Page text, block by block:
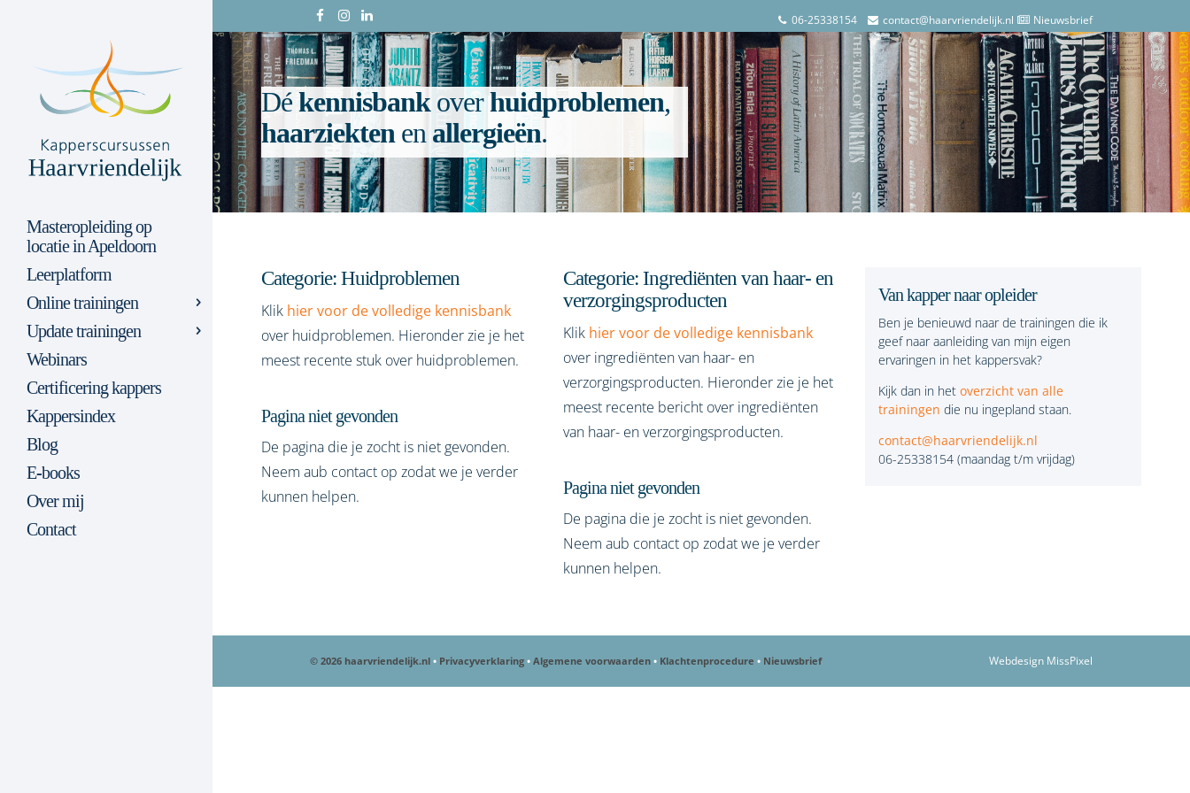
06-25338154 contact@haarvriendelijk.nl Nieuwsbrief
Masteropleiding op
locatie in Apeldoorn
Leerplatform
Online trainingen
Update trainingen
Webinars
Certificering kappers
Kappersindex
Blog
E-books
Over mij
Contact
Dékennisbankoverhuidproblemen,
haarziekten en allergieën.
Categorie: Huidproblemen
Klik hier voor de volledige kennisbank
over huidproblemen. Hieronder zie je het
meest recente stuk over huidproblemen.
Pagina niet gevonden
De pagina die je zocht is niet gevonden.
Neem aub contact op zodat we je verder
kunnen helpen.
Categorie: Ingrediënten van haar- en
verzorgingsproducten
Klik hier voor de volledige kennisbank
over ingrediënten van haar- en
verzorgingsproducten. Hieronder zie je het
meest recente bericht over ingrediënten
van haar- en verzorgingsproducten.
Pagina niet gevonden
De pagina die je zocht is niet gevonden.
Neem aub contact op zodat we je verder
kunnen helpen.
Van kapper naar opleider
Ben je benieuwd naar de trainingen die ik
geef naar aanleiding van mijn eigen
ervaringen in het kappersvak?
Kijk dan in hetoverzicht van alle
trainingen die nu ingepland staan.
contact@haarvriendelijk.nl
06-25338154 (maandag t/m vrijdag)
Webdesign MissPixel
© 2026 haarvriendelijk.nl• Privacyverklaring • Algemene voorwaarden • Klachtenprocedure • Nieuwsbrief